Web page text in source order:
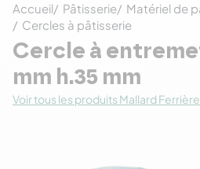
Accueil Pâtisserie
Matériel de
Cercles à pâtisserie
Cercle à
mm h.35 mm
Voir tous les produits Mallard Ferrière